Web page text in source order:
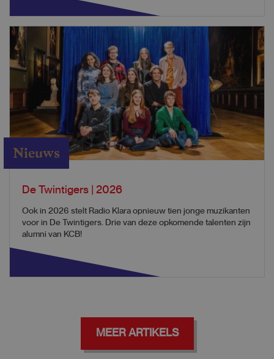
Nieuws
De Twintigers | 2026
Ook in 2026 stelt Radio Klara opnieuw tien jonge muzikanten
voor in De Twintigers. Drie van deze opkomende talenten zijn
alumni van KCB!
MEER ARTIKELS